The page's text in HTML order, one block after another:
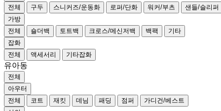
전체
구두 스니커즈/운동화 로퍼/단화 워커/부츠
샌들/슬리퍼
가방
전체
숄더백 토트백 크로스/메신저백 백팩
기타
잡화
전체
액세서리 기타잡화
유아동
전체
아우터
전체
코트 재킷 데님 패딩 점퍼
가디건/베스트